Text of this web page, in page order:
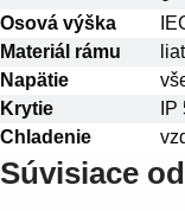
See more products
Shopping list
0
Osová výška
Materiál rámu
Napätie
Krytie
Chladenie
Súvisiace